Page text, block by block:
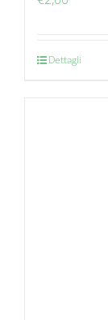
Dettagli